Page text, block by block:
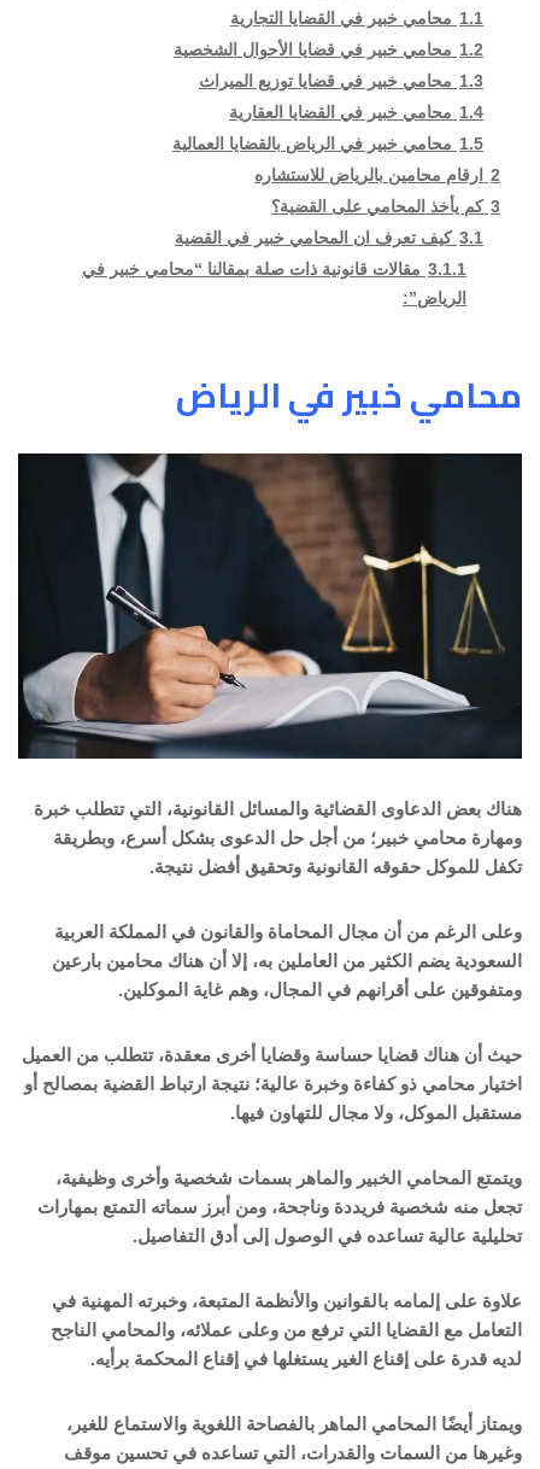
1.1 محامي خبير في القضايا التجارية
1.2 محامي خبير في قضايا الأحوال الشخصية
1.3 محامي خبير في قضايا توزيع الميراث
1.4 محامي خبير في القضايا العقارية
1.5 محامي خبير في الرياض بالقضايا العمالية
2
ارقام محامين بالرياض للاستشاره
3 كم يأخذ المحامي على القضية؟
3.1 كيف تعرف ان المحامي خبير في القضية
3.1.1 مقالات قانونية ذات صلة بمقالنا “محامي خبير في
الرياض”:
محامي خبير في الرياض
هناك بعض الدعاوى القضائية والمسائل القانونية، التي تتطلب خبرة
ومهارة محامي خبير؛ من أجل حل الدعوى بشكل أسرع، وبطريقة
تكفل للموكل حقوقه القانونية وتحقيق أفضل نتيجة.
وعلى الرغم من أن مجال المحاماة والقانون في المملكة العربية
السعودية يضم الكثير من العاملين به، إلا أن هناك محامين بارعين
ومتفوقين على أقرانهم في المجال، وهم غاية الموكلين.
حيث أن هناك قضايا حساسة وقضايا أخرى معقدة، تتطلب من العميل
اختيار محامي ذو كفاءة وخبرة عالية؛ نتيجة ارتباط القضية بمصالح أو
مستقبل الموكل، ولا مجال للتهاون فيها.
ويتمتع المحامي الخبير والماهر بسمات شخصية وأخرى وظيفية،
تجعل منه شخصية فريددة وناجحة، ومن أبرز سماته التمتع بمهارات
تحليلية عالية تساعده في الوصول إلى أدق التفاصيل.
علاوة على إلمامه بالقوانين والأنظمة المتبعة، وخبرته المهنية في
التعامل مع القضايا التي ترفع من وعلى عملائه، والمحامي الناجح
لديه قدرة على إقناع الغير يستغلها في إقناع المحكمة برأيه.
ويمتاز أيضًا المحامي الماهر بالفصاحة اللغوية والاستماع للغير،
وغيرها من السمات والقدرات، التي تساعده في تحسين موقف